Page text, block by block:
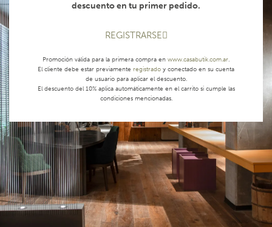
descuento en tu primer pedido.
REGISTRARSE
Promoción válida para la primera compra en www.casabutik.com.ar.
El cliente debe estar previamente registrado y conectado en su cuenta
de usuario para aplicar el descuento.
El descuento del 10% aplica automáticamente en el carrito si cumple las
condiciones mencionadas.